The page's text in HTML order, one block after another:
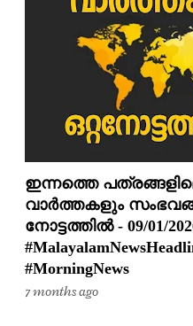
ഇന്നത്തെ
വാർത്തകളും
നോട്ടത്തിൽ - 09/01/
#MorningNews
7 months ago